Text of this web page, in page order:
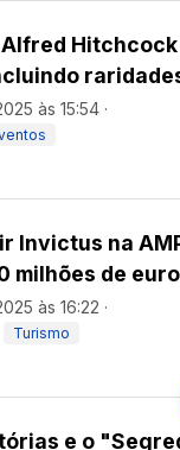
Hitchcock
às 15:54 ·
Invictus na
milhões de
às 16:22 ·
Turismo
e o